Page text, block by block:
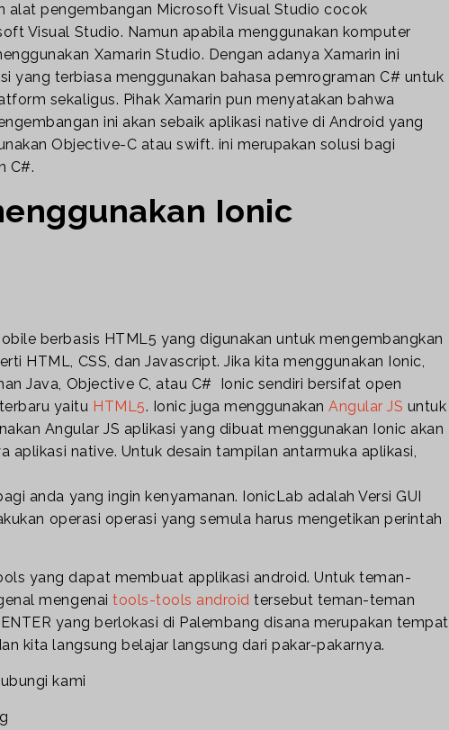
alat pengembangan Microsoft Visual Studio cocok
Visual Studio. Namun apabila menggunakan komputer
Xamarin Studio. Dengan adanya Xamarin ini
yang terbiasa menggunakan bahasa pemrograman C# untuk
sekaligus. Pihak Xamarin pun menyatakan bahwa
ini akan sebaik aplikasi native di Android yang
Objective-C atau swift. ini merupakan solusi bagi
C#.
Ionic
berbasis HTML5 yang digunakan untuk mengembangkan
HTML, CSS, dan Javascript. Jika kita menggunakan Ionic,
Java, Objective C, atau C# Ionic sendiri bersifat open
yaitu HTML5. Ionic juga menggunakanAngular JS untuk
Angular JS aplikasi yang dibuat menggunakan Ionic akan
aplikasi native. Untuk desain tampilan antarmuka aplikasi,
anda yang ingin kenyamanan. IonicLab adalah Versi GUI
operasi operasi yang semula harus mengetikan perintah
yang dapat membuat applikasi android. Untuk teman-
mengenaitools-tools android tersebut teman-teman
yang berlokasi di Palembang disana merupakan tempat
kita langsung belajar langsung dari pakar-pakarnya.
kami